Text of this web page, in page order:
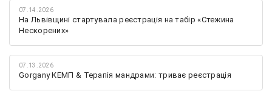
07.14.2026
На Львівщині стартувала реєстрація на табір «Стежина
Нескорених»
07.13.2026
Gorgany КЕМП & Терапія мандрами: триває реєстрація